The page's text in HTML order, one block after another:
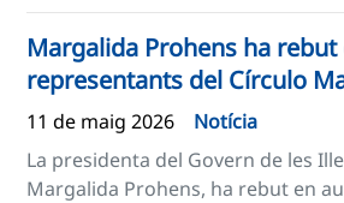
Margalida Prohens ha rebut
representants del Círculo
11 de maig 2026
Notícia
La presidenta del Govern de les
Margalida Prohens, ha rebut en